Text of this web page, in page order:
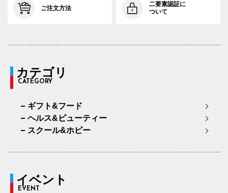
ご注文方法
二要素認証に
ついて
カテゴリ
CATEGORY
ギフト&フード
ヘルス&ビューティー
スクール&ホビー
イベント
EVENT